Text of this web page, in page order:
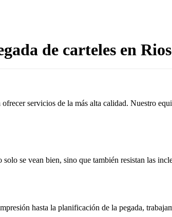
de carteles en
servicios de la más alta calidad. Nuestro
se vean bien, sino que también resistan las
hasta la planificación de la pegada,